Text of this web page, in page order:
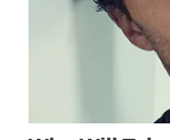
WAHANA
TANI